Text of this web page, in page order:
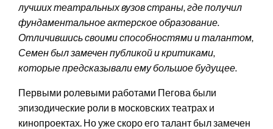
лучших театральных вузов страны, где получил
фундаментальное актерское образование.
Отличившись своими способностями и талантом,
Семен был замечен публикой и критиками,
которые предсказывали ему большое будущее.
Первыми ролевыми работами Пегова были
эпизодические роли в московских театрах и
кинопроектах. Но уже скоро его талант был замечен